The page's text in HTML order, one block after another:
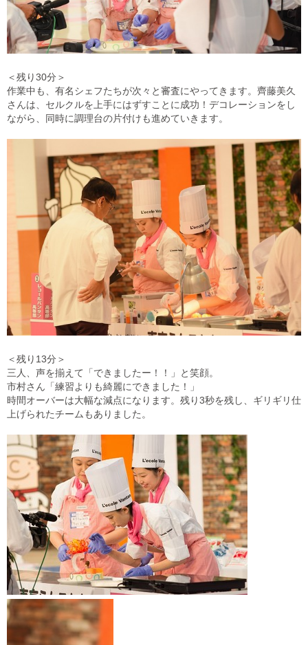
＜残り30分＞
作業中も、有名シェフたちが次々と審査にやってきます。齊藤美久
さんは、セルクルを上手にはずすことに成功！デコレーションをし
ながら、同時に調理台の片付けも進めていきます。
＜残り13分＞
三人、声を揃えて「できましたー！！」と笑顔。
市村さん「練習よりも綺麗にできました！」
時間オーバーは大幅な減点になります。残り3秒を残し、ギリギリ仕
上げられたチームもありました。